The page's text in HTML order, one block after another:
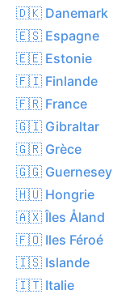
🇩🇰 Danemark
🇪🇸 Espagne
🇪🇪 Estonie
🇫🇮 Finlande
🇫🇷 France
🇬🇮 Gibraltar
🇬🇷 Grèce
🇬🇬 Guernesey
🇭🇺 Hongrie
🇦🇽 Îles Åland
🇫🇴 Iles Féroé
🇮🇸 Islande
🇮🇹 Italie